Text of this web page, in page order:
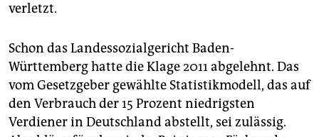
verletzt.
Schon das Landessozialgericht Baden-
Württemberg hatte die Klage 2011 abgelehnt. Das
vom Gesetzgeber gewählte Statistikmodell, das auf
den Verbrauch der 15 Prozent niedrigsten
Verdiener in Deutschland abstellt, sei zulässig.